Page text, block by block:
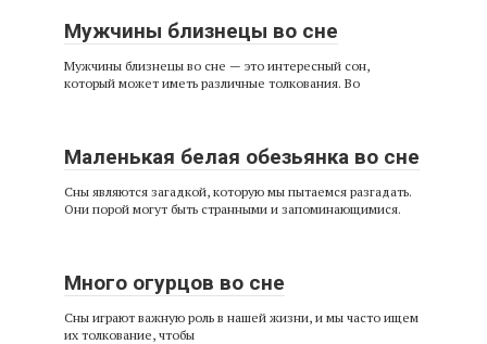
Мужчины близнецы во сне
Мужчины близнецы во сне — это интересный сон,
который может иметь различные толкования. Во
Маленькая белая обезьянка во сне
Сны являются загадкой, которую мы пытаемся разгадать.
Они порой могут быть странными и запоминающимися.
Много огурцов во сне
Сны играют важную роль в нашей жизни, и мы часто ищем
их толкование, чтобы